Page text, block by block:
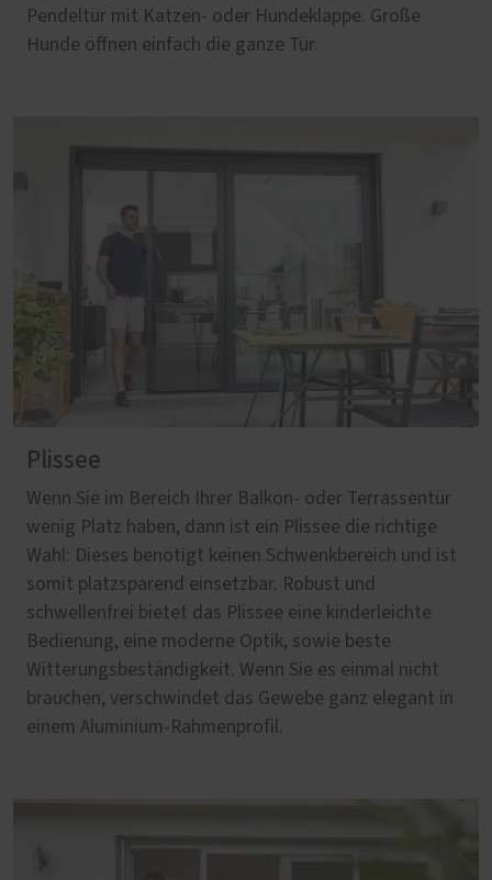
Pendeltür mit Katzen- oder Hundeklappe. Große
Hunde öffnen einfach die ganze Tür.
Plissee
Wenn Sie im Bereich Ihrer Balkon- oder Terrassentür
wenig Platz haben, dann ist ein Plissee die richtige
Wahl: Dieses benötigt keinen Schwenkbereich und ist
somit platzsparend einsetzbar. Robust und
schwellenfrei bietet das Plissee eine kinderleichte
Bedienung, eine moderne Optik, sowie beste
Witterungsbeständigkeit. Wenn Sie es einmal nicht
brauchen, verschwindet das Gewebe ganz elegant in
einem Aluminium-Rahmenprofil.